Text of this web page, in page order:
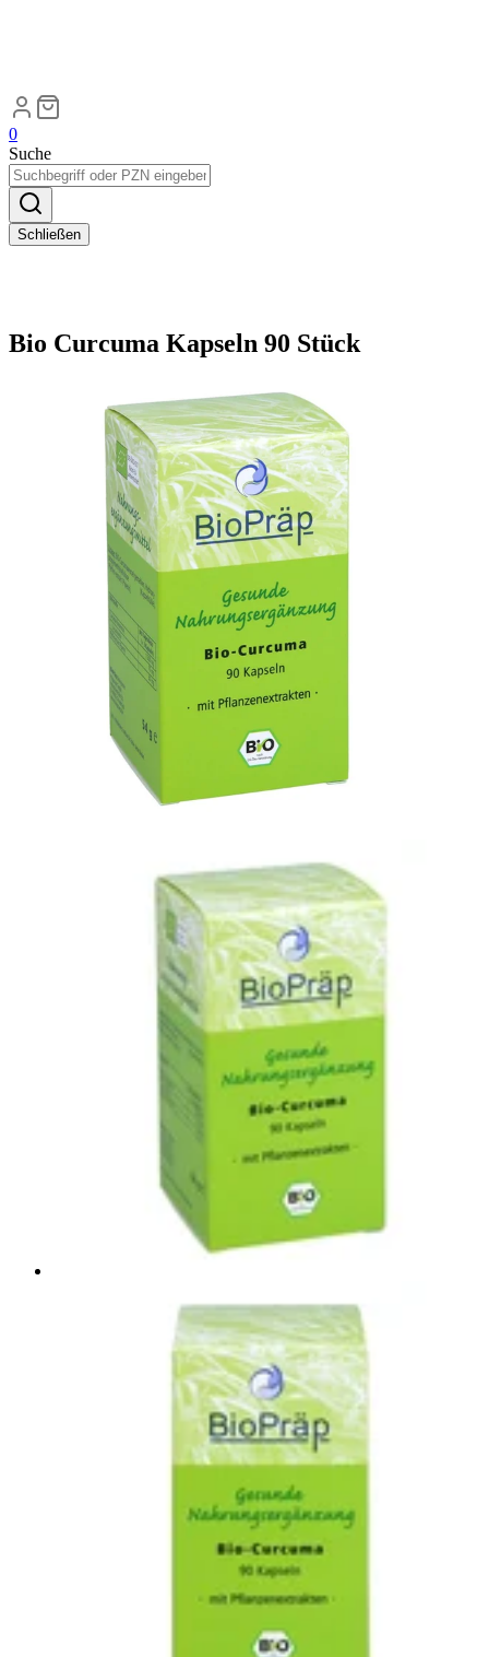
0
Suche
Schließen
Bio Curcuma Kapseln 90 Stück